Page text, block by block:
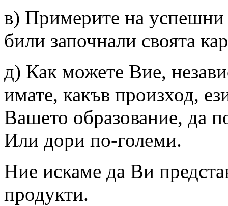
в) Примерите на
били започнали своята
д) Как можете Вие,
имате, какъв произход,
Вашето образование, да
Или дори по-големи.
Ние искаме да Ви
продукти.